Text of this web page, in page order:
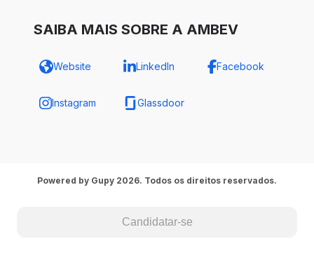
SAIBA MAIS SOBRE A AMBEV
Website LinkedIn Facebook
Instagram Glassdoor
Candidatar-se
Powered by Gupy 2026. Todos os direitos reservados.